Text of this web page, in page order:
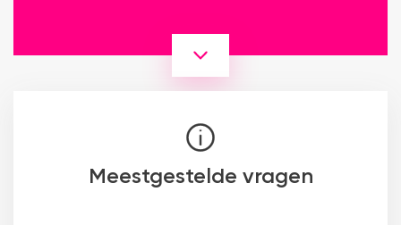
Meestgestelde vragen